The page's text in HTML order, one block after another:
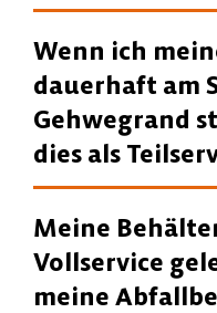
Wenn ich
dauerhaft am
Gehwegrand
dies als
Meine
Vollservice
meine